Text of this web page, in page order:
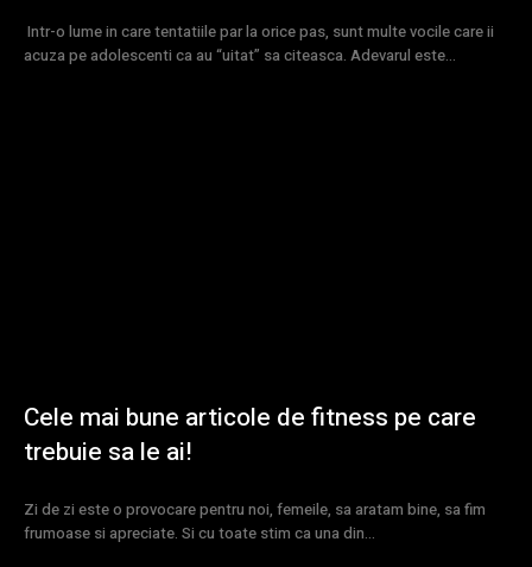
Intr-o lume in care tentatiile par la orice pas, sunt multe vocile care ii
acuza pe adolescenti ca au “uitat” sa citeasca. Adevarul este...
Cele mai bune articole de fitness pe care
trebuie sa le ai!
Zi de zi este o provocare pentru noi, femeile, sa aratam bine, sa fim
frumoase si apreciate. Si cu toate stim ca una din...